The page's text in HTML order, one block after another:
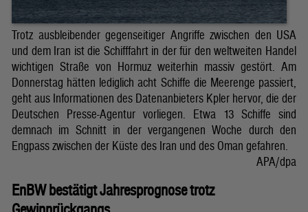
Trotz ausbleibender gegenseitiger Angriffe zwischen den USA
und dem Iran ist die Schifffahrt in der für den weltweiten Handel
wichtigen Straße von Hormuz weiterhin massiv gestört. Am
Donnerstag hätten lediglich acht Schiffe die Meerenge passiert,
geht aus Informationen des Datenanbieters Kpler hervor, die der
Deutschen Presse-Agentur vorliegen. Etwa 13 Schiffe sind
demnach im Schnitt in der vergangenen Woche durch den
Engpass zwischen der Küste des Iran und des Oman gefahren.
APA/dpa
EnBW bestätigt Jahresprognose trotz